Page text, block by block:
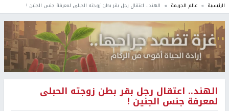
الرئيسية عالم الجريمة الهند.. اعتقال رجل بقر بطن زوجته الحبلى لمعرفة جنس الجنين !
الهند.. اعتقال رجل بقر بطن زوجته الحبلى
لمعرفة جنس الجنين !